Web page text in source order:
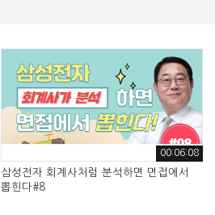
00:06:08
삼성전자 회계사처럼 분석하면 면접에서
뽑힌다#8